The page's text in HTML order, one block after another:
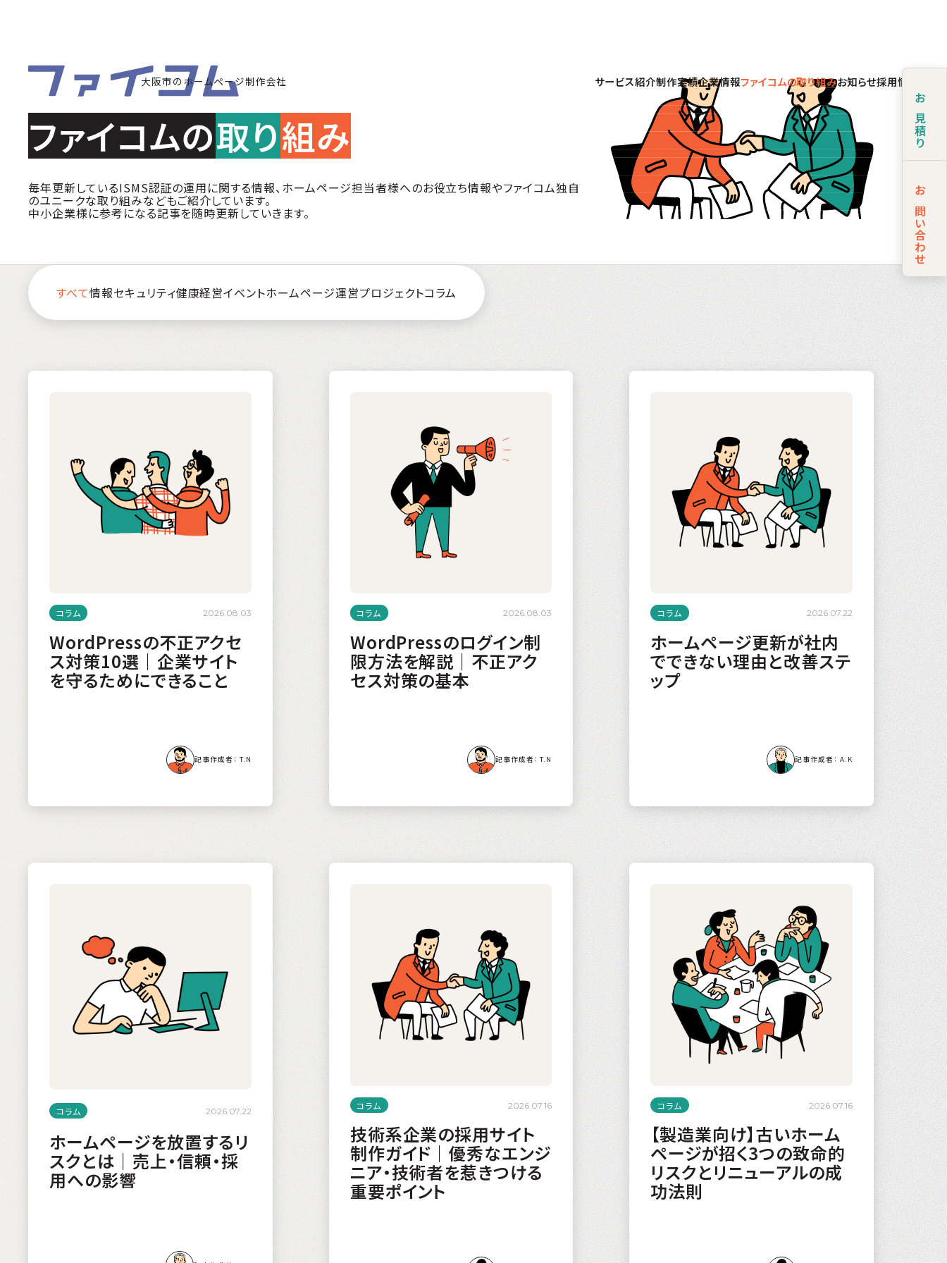
大阪市のホームページ制作会社 サービス紹介制作実績企業情報ファイコムの取り組みお知らせ採用情報
ファイコムの取り組み
毎年更新しているISMS認証の運用に関する情報、ホームページ担当者様へのお役立ち情報やファイコム独自
のユニークな取り組みなどもご紹介しています。
中小企業様に参考になる記事を随時更新していきます。
すべて情報セキュリティ健康経営イベントホームページ運営プロジェクトコラム
コラム 2026.08.03
WordPressの不正アクセ
ス対策10選｜企業サイト
を守るためにできること
T.N
コラム 2026.08.03
WordPressのログイン制
限方法を解説｜不正アク
セス対策の基本
T.N
コラム 2026.07.22
ホームページ更新が社内
でできない理由と改善ステ
ップ
A.K
コラム 2026.07.22
ホームページを放置するリ
スクとは｜売上・信頼・採
用への影響
コラム 2026.07.16
技術系企業の採用サイト
制作ガイド｜優秀なエンジ
ニア・技術者を惹きつける
重要ポイント
コラム 2026.07.16
【製造業向け】古いホーム
ページが招く3つの致命的
リスクとリニューアルの成
功法則
お見積り
お問い合わせ